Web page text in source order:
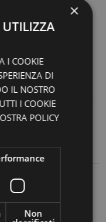
OBERON
DI PIÙ
×
I COOKIE
DI
IL NOSTRO
I COOKIE
POLICY
Non